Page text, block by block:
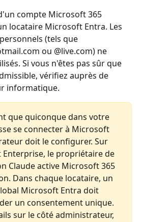
compte Microsoft 365
locataire Microsoft Entra. Les
(tels que
ou @live.com) ne
Si vous n'êtes pas sûr que
vérifiez auprès de
informatique.
que quiconque dans votre
se connecter à Microsoft
doit le configurer. Sur
Enterprise, le propriétaire de
Claude active Microsoft 365
Dans chaque locataire, un
Microsoft Entra doit
un consentement unique.
sur le côté administrateur,